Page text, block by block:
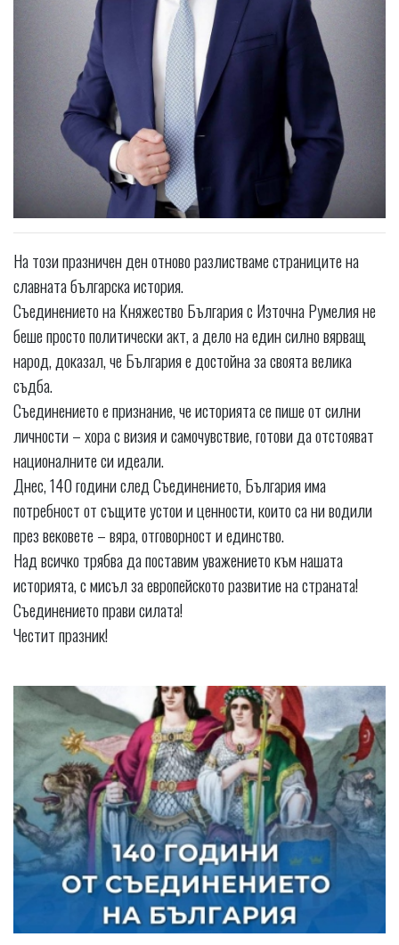
На този празничен ден отново разлистваме страниците на
славната българска история.
Съединението на Княжество България с Източна Румелия не
беше просто политически акт, а дело на един силно вярващ
народ, доказал, че България е достойна за своята велика
съдба.
Съединението е признание, че историята се пише от силни
личности – хора с визия и самочувствие, готови да отстояват
националните си идеали.
Днес, 140 години след Съединението, България има
потребност от същите устои и ценности, които са ни водили
през вековете – вяра, отговорност и единство.
Над всичко трябва да поставим уважението към нашата
историята, с мисъл за европейското развитие на страната!
Съединението прави силатa!
Честит празник!